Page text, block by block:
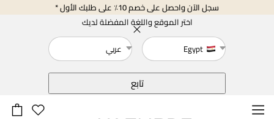
سجل الآن واحصل على خصم 10٪ على طلبك الأول *
اختر الموقع واللغة المفضلة لديك
Egypt
عربي
تابع